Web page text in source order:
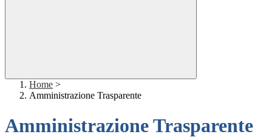
Home >
Amministrazione Trasparente
Amministrazione Trasparente